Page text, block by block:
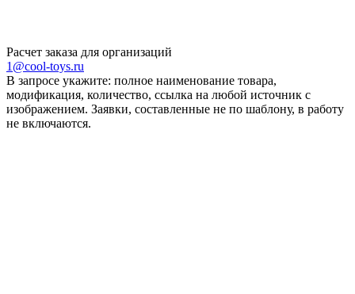
Расчет заказа для организаций
1@cool-toys.ru
В запросе укажите: полное наименование товара,
модификация, количество, ссылка на любой источник с
изображением. Заявки, составленные не по шаблону, в работу
не включаются.